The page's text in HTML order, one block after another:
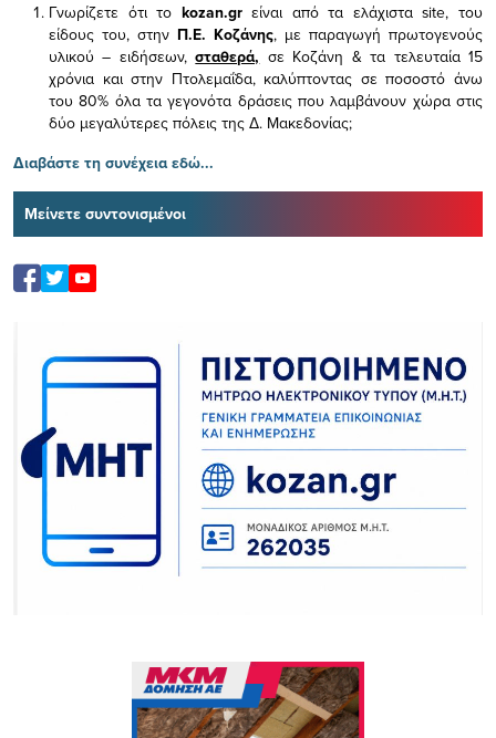
Γνωρίζετε ότι το kozan.gr είναι από τα ελάχισταsite, του
είδους του, στην Π.Ε. Κοζάνης, με παραγωγή πρωτογενούς
υλικού – ειδήσεων,σταθερά, σε Κοζάνη & τα τελευταία 15
χρόνια και στην Πτολεμαΐδα, καλύπτοντας σε ποσοστό άνω
του 80% όλα τα γεγονότα δράσεις που λαμβάνουν χώρα στις
δύο μεγαλύτερες πόλεις της Δ. Μακεδονίας;
Διαβάστε τη συνέχεια εδώ...
Μείνετε συντονισμένοι